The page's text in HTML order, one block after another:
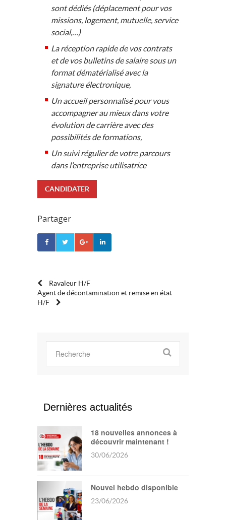
sont dédiés (déplacement pour vos
missions, logement, mutuelle, service
social,…)
La réception rapide de vos contrats
et de vos bulletins de salaire sous un
format dématérialisé avec la
signature électronique,
Un accueil personnalisé pour vous
accompagner au mieux dans votre
évolution de carrière avec des
possibilités de formations,
Un suivi régulier de votre parcours
dans l’entreprise utilisatrice
CANDIDATER
Partager
POST
NAVIGATION
Ravaleur H/F
Agent de décontamination et remise en état
H/F
Dernières actualités
18 nouvelles annonces à
découvrir maintenant !
30/06/2026
Nouvel hebdo disponible
23/06/2026